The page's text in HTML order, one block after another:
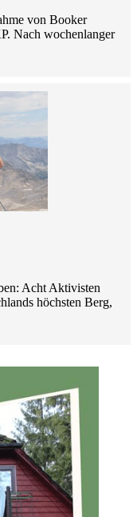
von Booker
Nach wochenlanger
Acht Aktivisten
höchsten Berg,